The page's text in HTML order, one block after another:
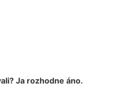
Ja rozhodne áno.